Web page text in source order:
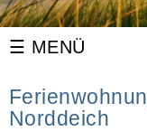
Norddeich